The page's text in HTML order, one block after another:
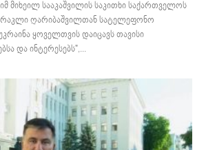
მიხეილ სააკაშვილის საკითხი საქართველოს
ღარიბაშვილთან სატელეფონო
ყოველთვის დაიცავს თავისი
და ინტერესებს",...